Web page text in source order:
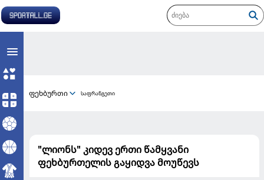
ფეხბურთი საფრანგეთი
"ლიონს" კიდევ ერთი წამყვანი
ფეხბურთელის გაყიდვა მოუწევს